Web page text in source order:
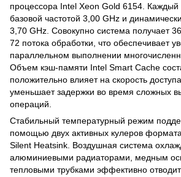
процессора Intel Xeon Gold 6154. Каждый
базовой частотой 3,00 GHz и
3,70 GHz. Совокупно система получает
72 потока обработки, что обеспечивает
параллельном выполнении
Объем кэш-памяти Intel Smart Cache
положительно влияет на скорость
уменьшает задержки во время сложных
операций.
Стабильный температурный режим
помощью двух активных кулеров
Silent Heatsink. Воздушная система
алюминиевыми радиаторами, медным
тепловыми трубками эффективно